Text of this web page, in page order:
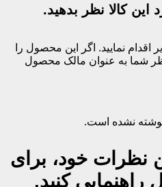
کالا نظر بدهید.
نمایید. اگر این محصول را
شما به عنوان مالک محصول
نشده است.
نظرات خود، برای
راهنمایی کنید.